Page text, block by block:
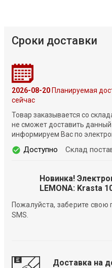
Сроки доставки
2026-08-20Планируемая
сейчас
Товар заказывается со
не сможет доставить
информируем Вас по
Доступно Склад
Новинка!
LEMONA: Krasta
Пожалуйста, заберите свою
SMS.
Доставка на